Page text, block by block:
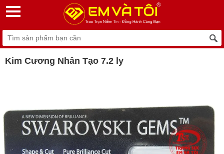
Kim Cương Nhân Tạo 7.2 ly